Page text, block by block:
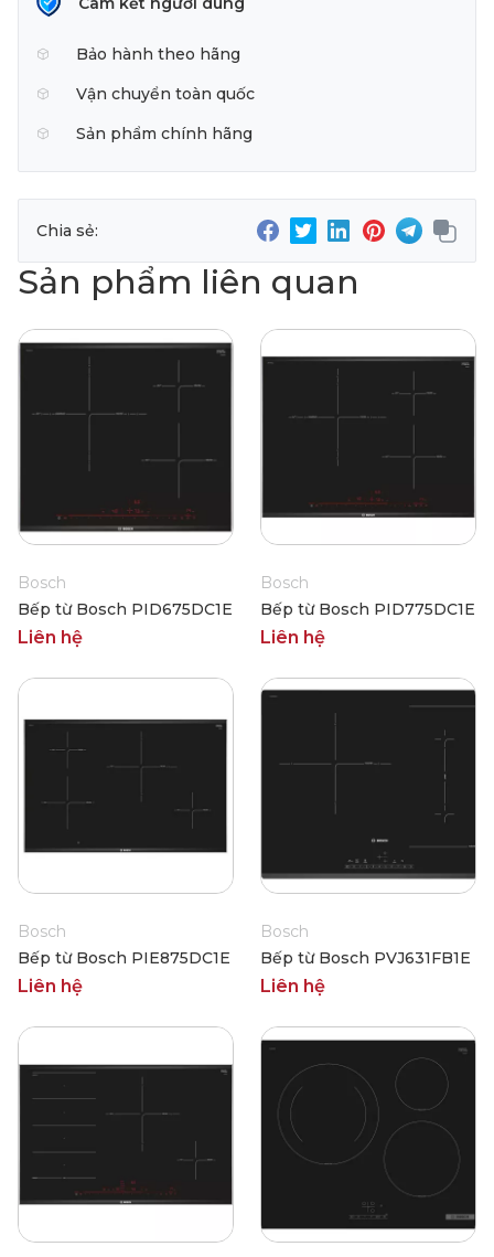
Bảo hành theo hãng
Vận chuyển toàn quốc
Sản phẩm chính hãng
Chia sẻ:
Sản phẩm liên quan
Bosch
Bếp từ Bosch PID675DC1E
Liên hệ
Bosch
Bếp từ Bosch PID775DC1E
Liên hệ
Bosch
Bếp từ Bosch PIE875DC1E
Liên hệ
Bosch
Bếp từ Bosch PVJ631FB1E
Liên hệ